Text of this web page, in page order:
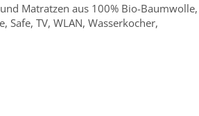
Matratzen aus 100% Bio-Baumwolle,
Safe, TV, WLAN, Wasserkocher,